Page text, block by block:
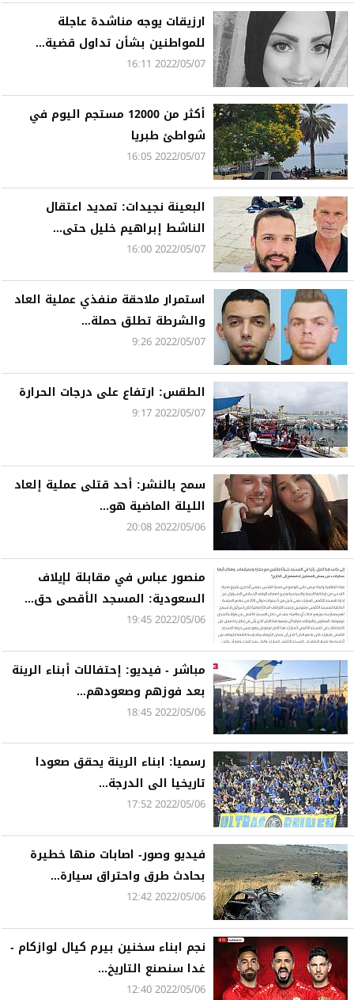
ارزيقات يوجه مناشدة عاجلة
للمواطنين بشأن تداول قضية...
2022/05/07 16:11
أكثر من 12000 مستجم اليوم في
شواطئ طبريا
2022/05/07 16:05
البعينة نجيدات: تمديد اعتقال
الناشط إبراهيم خليل حتى...
2022/05/07 16:00
استمرار ملاحقة منفذي عملية العاد
والشرطة تطلق حملة...
2022/05/07 9:26
الطقس: ارتفاع على درجات الحرارة
2022/05/07 9:17
سمح بالنشر: أحد قتلى عملية إلعاد
الليلة الماضية هو...
2022/05/06 20:08
منصور عباس في مقابلة لإيلاف
السعودية: المسجد الأقصى حق...
2022/05/06 19:45
مباشر - فيديو: إحتفالات أبناء الرينة
بعد فوزهم وصعودهم...
2022/05/06 18:45
رسميا: ابناء الرينة يحقق صعودا
تاريخيا الى الدرجة...
2022/05/06 17:52
فيديو وصور- اصابات منها خطيرة
بحادث طرق واحتراق سيارة...
2022/05/06 12:42
نجم ابناء سخنين بيرم كيال لوازكام -
غدا سنصنع التاريخ...
2022/05/06 12:40